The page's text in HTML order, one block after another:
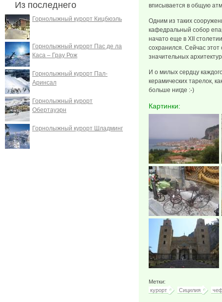
вписывается в общую
Одним из таких
кафедральный собор
начато еще в ХІІ
сохранился. Сейчас
значительных
И о милых сердцу
керамических тарелок,
больше нигде :-)
Картинки:
Метки:
курорт
Сицилия
Из последнего
Горнолыжный курорт Кицбюэль
Горнолыжный курорт Пас де ла
Каса – Грау Рож
Горнолыжный курорт Пал-
Аринсал
Горнолыжный курорт
Обертауэрн
Горнолыжный курорт Шладминг